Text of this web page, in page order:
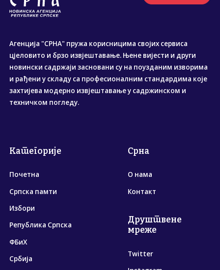
Агенција "СРНА" пружа корисницима својих сервиса
цјеловито и брзо извјештавање. Њене вијести и други
новински садржаји засновани су на поузданим изворима
и рађени у складу са професионалним стандардима које
захтијева модерно извјештавање у садржинском и
техничком погледу.
Категорије
Почетна
Српска памти
Избори
Република Српска
ФБиХ
Србија
Срна
О нама
Контакт
Друштвене
мреже
Twitter